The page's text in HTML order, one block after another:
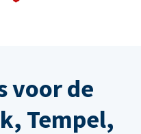
voor de
Tempel,